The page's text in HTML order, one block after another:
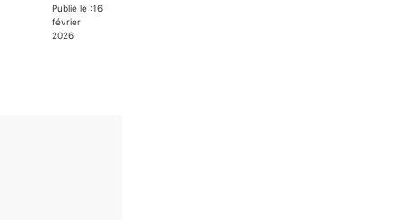
Publié le :16
février
2026